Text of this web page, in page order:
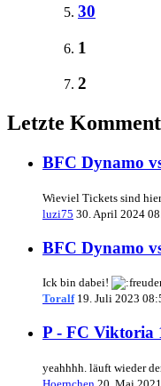
30
1
2
Letzte
BFC Dynamo
Wieviel Tickets sind
luzi75 30. April 2024
BFC Dynamo
Ick bin dabei!
Toralf 19. Juli 2023
P - FC Viktoria
yeahhhh. läuft wieder